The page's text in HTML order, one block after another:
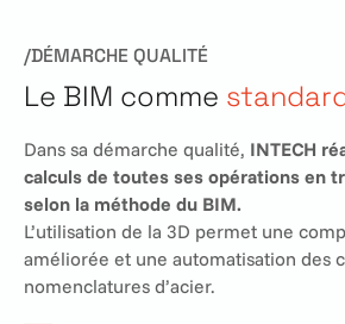
/DÉMARCHE QUALITÉ
Le BIM comme
Dans sa démarche qualité, INTECH
calculs de toutes ses opérations en
selon la méthode du BIM.
L’utilisation de la 3D permet une
améliorée et une automatisation des
nomenclatures d’acier.